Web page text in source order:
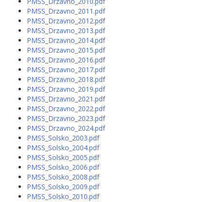
PMSS_Drzavno_2011.pdf
PMSS_Drzavno_2012.pdf
PMSS_Drzavno_2013.pdf
PMSS_Drzavno_2014.pdf
PMSS_Drzavno_2015.pdf
PMSS_Drzavno_2016.pdf
PMSS_Drzavno_2017.pdf
PMSS_Drzavno_2018.pdf
PMSS_Drzavno_2019.pdf
PMSS_Drzavno_2021.pdf
PMSS_Drzavno_2022.pdf
PMSS_Drzavno_2023.pdf
PMSS_Drzavno_2024.pdf
PMSS_Solsko_2003.pdf
PMSS_Solsko_2004.pdf
PMSS_Solsko_2005.pdf
PMSS_Solsko_2006.pdf
PMSS_Solsko_2008.pdf
PMSS_Solsko_2009.pdf
PMSS_Solsko_2010.pdf